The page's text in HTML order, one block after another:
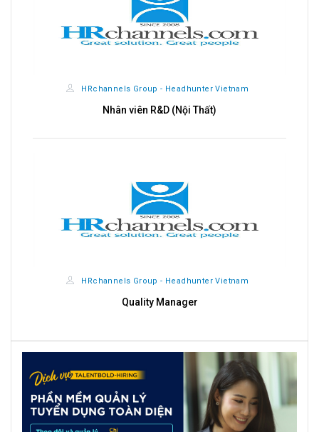
HRchannels Group - Headhunter Vietnam
Import - Export & Sales Admin Executive
HRchannels Group - Headhunter Vietnam
Giám Sát Ca Sản Xuất